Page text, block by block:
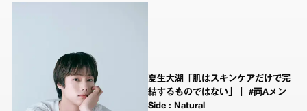
夏生大湖「肌はスキンケアだけで完
結するものではない」｜ #両Aメン
Side : Natural